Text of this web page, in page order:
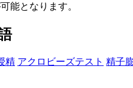
能となります。
精 アクロビーズテスト 精子